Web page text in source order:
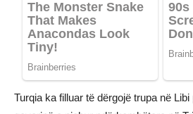
Turqia ka filluar të dërgojë trupa në